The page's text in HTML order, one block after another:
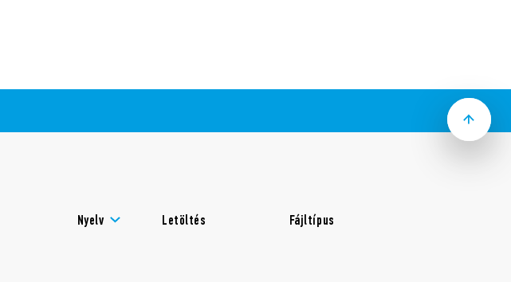
fényforrásokhoz is alkalmas (egészen 10 percig)
Nyelv Letöltés Fájltípus